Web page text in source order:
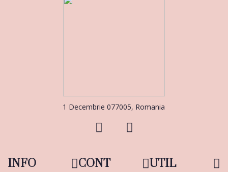
1 Decembrie 077005, Romania
INFO CONT UTIL